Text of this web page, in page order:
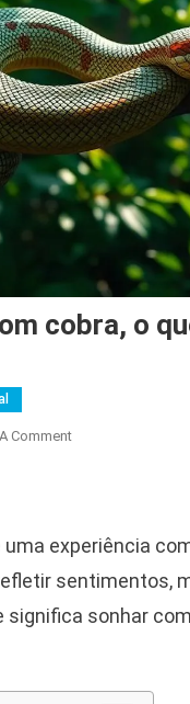
CommentOn
Com
Cobra,
O
Que
experiência
sentimentos,
significa sonhar